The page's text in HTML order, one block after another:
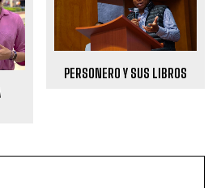
PERSONERO Y SUS LIBROS